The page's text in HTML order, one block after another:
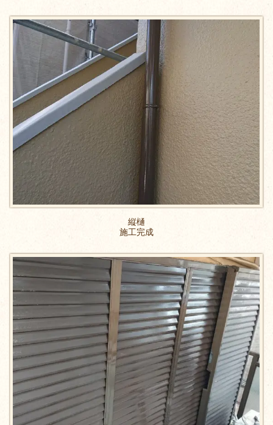
縦樋
施工完成